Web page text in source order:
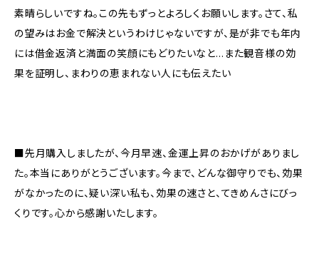
素晴らしいですね。この先もずっとよろしくお願いします。さて、私
の望みはお金で解決というわけじゃないですが、是が非でも年内
には借金返済と満面の笑顔にもどりたいなと…また観音様の効
果を証明し、まわりの恵まれない人にも伝えたい
■先月購入しましたが、今月早速、金運上昇のおかげがありまし
た。本当にありがとうございます。今まで、どんな御守りでも、効果
がなかったのに、疑い深い私も、効果の速さと、てきめんさにびっ
くりです。心から感謝いたします。